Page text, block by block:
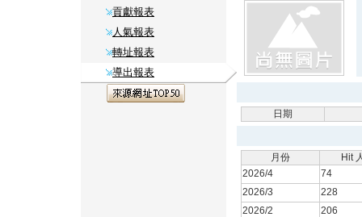
貢獻報表
人氣報表
轉址報表
導出報表
日期
月份
Hit
2026/4
74
2026/3
228
2026/2
206